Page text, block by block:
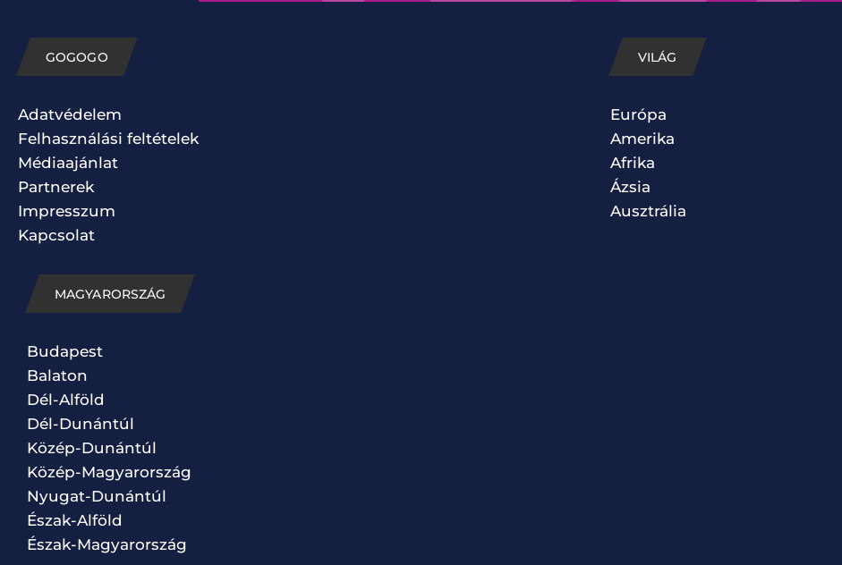
GOGOGO
Adatvédelem
Felhasználási feltételek
Médiaajánlat
Partnerek
Impresszum
Kapcsolat
MAGYARORSZÁG
Budapest
Balaton
Dél-Alföld
Dél-Dunántúl
Közép-Dunántúl
Közép-Magyarország
Nyugat-Dunántúl
Észak-Alföld
Észak-Magyarország
VILÁG
Európa
Amerika
Afrika
Ázsia
Ausztrália